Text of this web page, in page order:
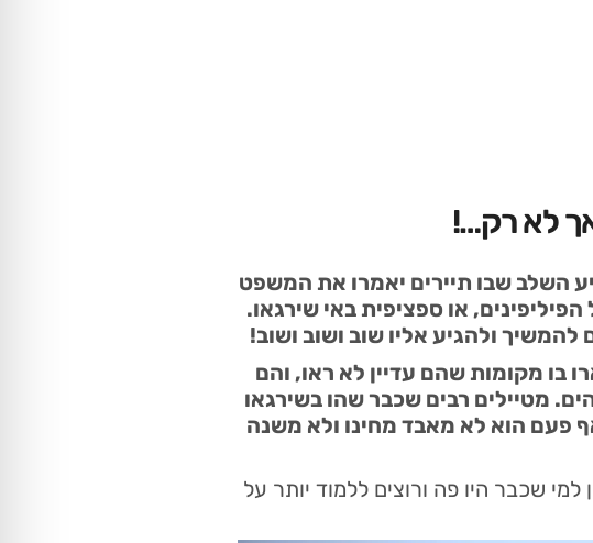
השלב שבו תיירים יאמרו את המשפט
אך אין זה המקרה כשמדובר ב-7,107 האיים של הפיליפינים, או ספציפית באי שירגאו.
להמשיך ולהגיע אליו שוב ושוב ושוב!
בו מקומות שהם עדיין לא ראו, והם
מטיילים רבים שכבר שהו בשירגאו
פעם הוא לא מאבד מחינו ולא משנה
שכבר היו פה ורוצים ללמוד יותר על